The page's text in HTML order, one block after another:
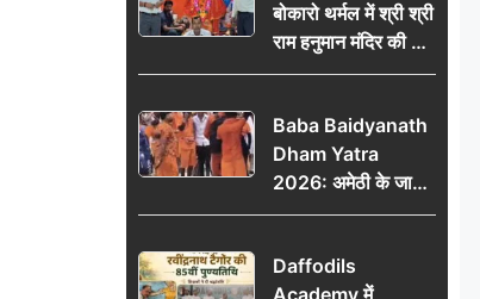
बोकारो थर्मल में श्री श्री
राम हनुमान मंदिर की नई
कमेटी गठित, बाबूलाल
Baba Baidyanath
Dham Yatra
2026: अमेठी के जायस
से बाबा बैद्यनाथ धाम के
का दूसरा जत्था
Daffodils
Academy में